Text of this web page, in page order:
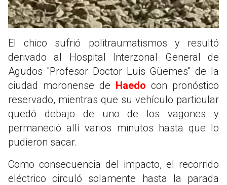
El chico sufrió politraumatismos y resultó
derivado al Hospital Interzonal General de
Agudos ''Profesor Doctor Luis Güemes'' de la
ciudad moronense de Haedo con pronóstico
reservado, mientras que su vehículo particular
quedó debajo de uno de los vagones y
permaneció allí varios minutos hasta que lo
pudieron sacar.
Como consecuencia del impacto, el recorrido
eléctrico circuló solamente hasta la parada